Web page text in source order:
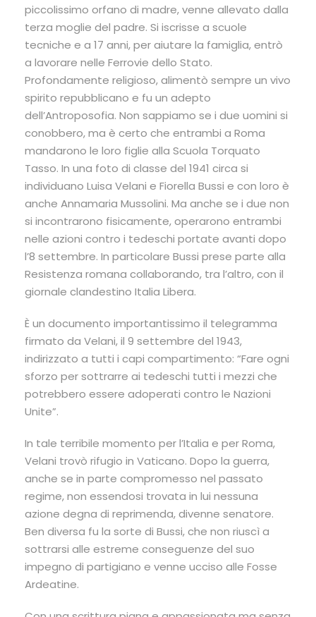
piccolissimo orfano di madre, venne allevato dalla
terza moglie del padre. Si iscrisse a scuole
tecniche e a 17 anni, per aiutare la famiglia, entrò
a lavorare nelle Ferrovie dello Stato.
Profondamente religioso, alimentò sempre un vivo
spirito repubblicano e fu un adepto
dell’Antroposofia. Non sappiamo se i due uomini si
conobbero, ma è certo che entrambi a Roma
mandarono le loro figlie alla Scuola Torquato
Tasso. In una foto di classe del 1941 circa si
individuano Luisa Velani e Fiorella Bussi e con loro è
anche Annamaria Mussolini. Ma anche se i due non
si incontrarono fisicamente, operarono entrambi
nelle azioni contro i tedeschi portate avanti dopo
l’8 settembre. In particolare Bussi prese parte alla
Resistenza romana collaborando, tra l’altro, con il
giornale clandestino Italia Libera.
È un documento importantissimo il telegramma
firmato da Velani, il 9 settembre del 1943,
indirizzato a tutti i capi compartimento: “Fare ogni
sforzo per sottrarre ai tedeschi tutti i mezzi che
potrebbero essere adoperati contro le Nazioni
Unite”.
In tale terribile momento per l’Italia e per Roma,
Velani trovò rifugio in Vaticano. Dopo la guerra,
anche se in parte compromesso nel passato
regime, non essendosi trovata in lui nessuna
azione degna di reprimenda, divenne senatore.
Ben diversa fu la sorte di Bussi, che non riuscì a
sottrarsi alle estreme conseguenze del suo
impegno di partigiano e venne ucciso alle Fosse
Ardeatine.